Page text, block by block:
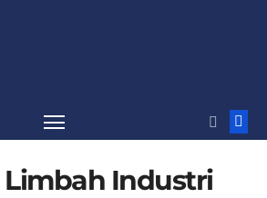
Limbah Industri